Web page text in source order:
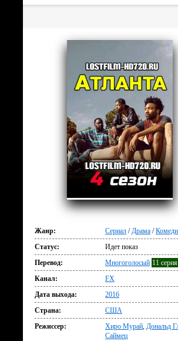
Жанр: Сериал /Драма /
Статус:
Идет показ
Перевод:
Многоголосый 11
Канал:
FX
Дата выхода:
2016
Страна:
США
Режиссер:
Хиро Мурай, Дональд
Саймец